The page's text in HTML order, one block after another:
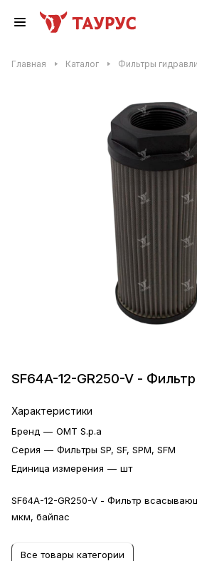
Главная Каталог Фильтры
SF64A-12-GR250-V -
Характеристики
Бренд — OMT S.p.a
Серия — Фильтры SP, SF, SPM, SFM
Единица измерения — шт
SF64A-12-GR250-V - Фильтр
мкм, байпас
Все товары категории